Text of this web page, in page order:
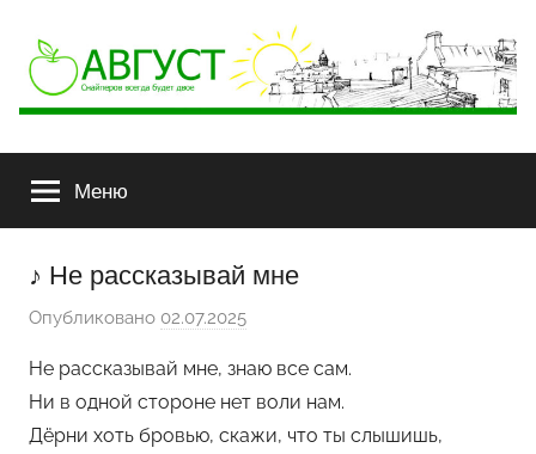
АВГУСТ
будет
двое
Меню
♪ Не рассказывай мне
Опубликовано 02.07.2025
т
о
р
Не рассказывай мне, знаю все сам.
Ни в одной стороне нет воли нам.
Дёрни хоть бровью, скажи, что ты слышишь,